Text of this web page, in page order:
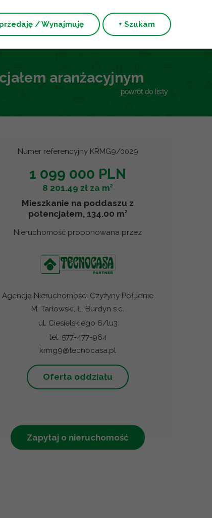
/ Wynajmuję + Szukam
aranżacyjnym
powrót do listy
Numer referencyjny KRMG9/0029
1 099 000 PLN
8 201.49 zł za m2
Mieszkanie na poddaszu z
potencjałem, 134.00 m2
Nieruchomość proponowana przez
Agencja Nieruchomości Czyżyny Południe
M. Tarłowski, Ł. Burdyn s.c.
ul. Ciesielskiego 6/lu3
tel. 577-477-964
krmg9@tecnocasa.pl
Oferta oddziału
Zapytaj o nieruchomość